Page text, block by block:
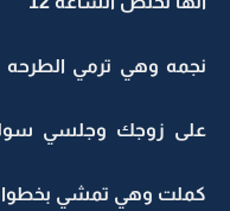
نجمه وهي ترمي
على زوجك وجلسي
كملت وهي تمشي